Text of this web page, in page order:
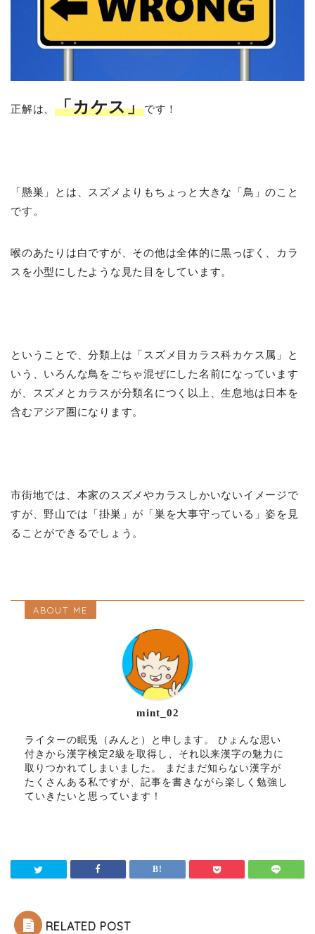
正解は、「カケス」です！
「懸巣」とは、スズメよりもちょっと大きな「鳥」のこと
です。
喉のあたりは白ですが、その他は全体的に黒っぽく、カラ
スを小型にしたような見た目をしています。
ということで、分類上は「スズメ目カラス科カケス属」と
いう、いろんな鳥をごちゃ混ぜにした名前になっています
が、スズメとカラスが分類名につく以上、生息地は日本を
含むアジア圏になります。
市街地では、本家のスズメやカラスしかいないイメージで
すが、野山では「掛巣」が「巣を大事守っている」姿を見
ることができるでしょう。
ABOUT ME
mint_02
ライターの眠兎（みんと）と申します。 ひょんな思い
付きから漢字検定2級を取得し、それ以来漢字の魅力に
取りつかれてしまいました。 まだまだ知らない漢字が
たくさんある私ですが、記事を書きながら楽しく勉強し
ていきたいと思っています！
RELATED POST